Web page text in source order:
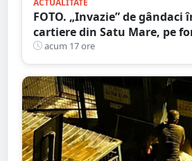
FOTO. „Invazie” de
cartiere din Satu Mare, pe
acum 17 ore